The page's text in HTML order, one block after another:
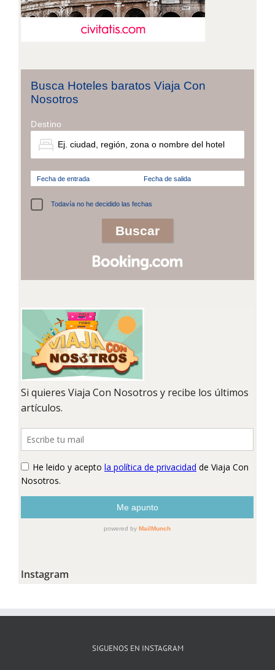
Busca Hoteles baratos Viaja Con
Nosotros
Destino
Fecha de entrada Fecha de salida
Todavía no he decidido las fechas
Instagram
SIGUENOS EN INSTAGRAM